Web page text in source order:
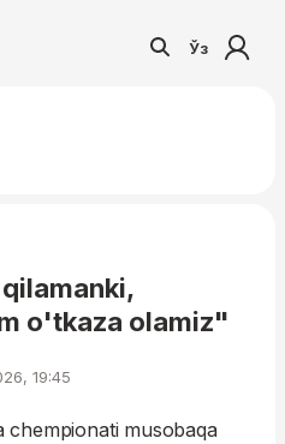
Ўз
o'tkaza olamiz"
19:45
musobaqa